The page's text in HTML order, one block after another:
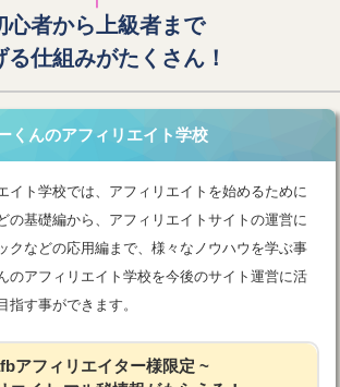
心者から上級者まで
る仕組みがたくさん！
くんのアフィリエイト学校
イト学校では、アフィリエイトを始めるために
の基礎編から、アフィリエイトサイトの運営に
クなどの応用編まで、様々なノウハウを学ぶ事
のアフィリエイト学校を今後のサイト運営に活
指す事ができます。
アフィリエイター様限定 ~